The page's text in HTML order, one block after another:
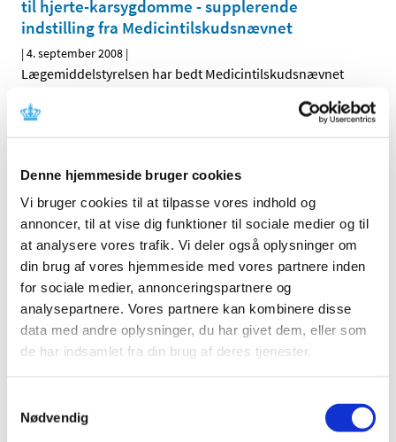
Denne hjemmeside bruger cookies
Vi bruger cookies til at tilpasse vores indhold og
annoncer, til at vise dig funktioner til sociale medier og til
at analysere vores trafik. Vi deler også oplysninger om
din brug af vores hjemmeside med vores partnere inden
for sociale medier, annonceringspartnere og
analysepartnere. Vores partnere kan kombinere disse
data med andre oplysninger, du har givet dem, eller som
de har indsamlet fra din brug af deres tjenester.
Nødvendig
til hjerte-karsygdomme - supplerende
indstilling fra Medicintilskudsnævnet
|4. september 2008 |
Lægemiddelstyrelsen har bedt Medicintilskudsnævnet
Høringssvar på Medicintilskudsnævnets
lægemidler til hjerte-karsygdomme
|3. juli 2008|
Medicintilskudsnævnets indstilling vedrørende fremtidig
tilskudsstatus for lægemidler til hjerte-karsygdomme i…
Revurdering af tilskudsstatus for lægemidler
til hjerte-karsygdomme i ATC-grupperne C02,
C03, C07, C08 og C09
foranledning revurderet tilskudsstatus for lægemidler,…